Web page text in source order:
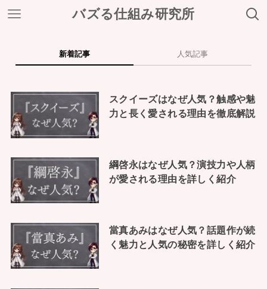
バズる仕組み研究所
新着記事 人気記事
スクイーズはなぜ人気？触感や魅
力と長く愛される理由を徹底解説
綱啓永はなぜ人気？演技力や人柄
が愛される理由を詳しく紹介
當真あみはなぜ人気？話題作が続
く魅力と人気の秘密を詳しく紹介